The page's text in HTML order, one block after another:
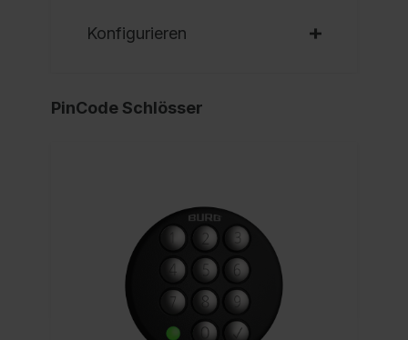
Konfigurieren
PinCode Schlösser